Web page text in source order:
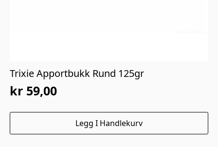
Trixie Apportbukk Rund 125gr
kr 59,00
Legg I Handlekurv